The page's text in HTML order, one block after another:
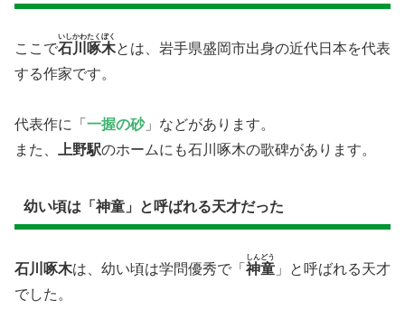
ここで石川啄木
いしかわたくぼく
とは、岩手県盛岡市出身の近代日本を代表
する作家です。
代表作に「 一握の砂」などがあります。
また、
上野駅のホームにも石川啄木の歌碑があります。
幼い頃は「神童」と呼ばれる天才だった
石川啄木は、幼い頃は学問優秀で「 神童
しんどう
」と呼ばれる天才
でした。